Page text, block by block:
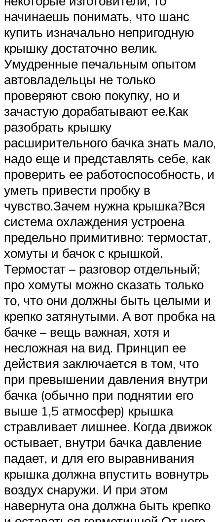
начинаешь понимать, что шанс
купить изначально непригодную
крышку достаточно велик.
Умудренные печальным опытом
автовладельцы не только
проверяют свою покупку, но и
зачастую дорабатывают ее.Как
разобрать крышку
расширительного бачка знать мало,
надо еще и представлять себе, как
проверить ее работоспособность, и
уметь привести пробку в
чувство.Зачем нужна крышка?Вся
система охлаждения устроена
предельно примитивно: термостат,
хомуты и бачок с крышкой.
Термостат – разговор отдельный;
про хомуты можно сказать только
то, что они должны быть целыми и
крепко затянутыми. А вот пробка на
бачке – вещь важная, хотя и
несложная на вид. Принцип ее
действия заключается в том, что
при превышении давления внутри
бачка (обычно при поднятии его
выше 1,5 атмосфер) крышка
стравливает лишнее. Когда движок
остывает, внутри бачка давление
падает, и для его выравнивания
крышка должна впустить вовнутрь
воздух снаружи. И при этом
навернута она должна быть крепко